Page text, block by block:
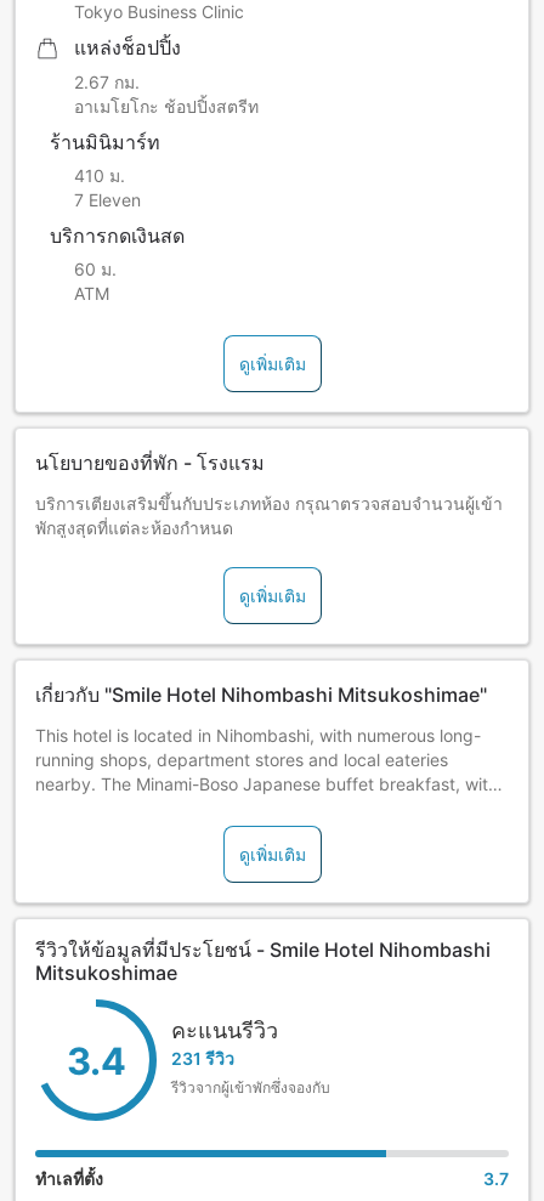
Tokyo Business Clinic
แหล่งช็อปปิ้ง
2.67 กม.
อาเมโยโกะ ช้อปปิ้งสตรีท
ร้านมินิมาร์ท
410 ม.
7 Eleven
บริการกดเงินสด
60 ม.
ATM
ดูเพิ่มเติม
นโยบายของที่พัก - โรงแรม
บริการเตียงเสริมขึ้นกับประเภทห้อง กรุณาตรวจสอบจำนวนผู้เข้า
พักสูงสุดที่แต่ละห้องกำหนด
ดูเพิ่มเติม
เกี่ยวกับ "Smile Hotel Nihombashi Mitsukoshimae"
This hotel is located in Nihombashi, with numerous long-
running shops, department stores and local eateries
nearby. The Minami-Boso Japanese buffet breakfast, with
ดูเพิ่มเติม
รีวิวให้ข้อมูลที่มีประโยชน์ - Smile Hotel Nihombashi
Mitsukoshimae
3.4
คะแนนรีวิว
231 รีวิว
รีวิวจากผู้เข้าพักซึ่งจองกับ
ทำเลที่ตั้ง 3.7